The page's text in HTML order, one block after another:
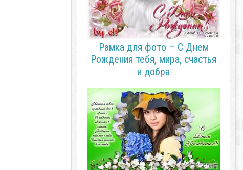
Рамка для фото – С Днем
Рождения тебя, мира, счастья
и добра